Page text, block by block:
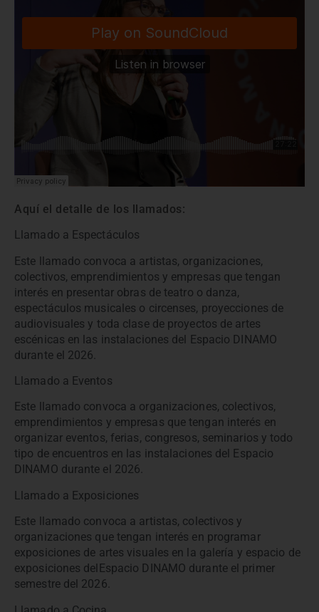
Aquí el detalle de los llamados:
Llamado a Espectáculos
Este llamado convoca a artistas, organizaciones,
colectivos, emprendimientos y empresas que tengan
interés en presentar obras de teatro o danza,
espectáculos musicales o circenses, proyecciones de
audiovisuales y toda clase de proyectos de artes
escénicas en las instalaciones del Espacio DINAMO
durante el 2026.
Llamado a Eventos
Este llamado convoca a organizaciones, colectivos,
emprendimientos y empresas que tengan interés en
organizar eventos, ferias, congresos, seminarios y todo
tipo de encuentros en las instalaciones del Espacio
DINAMO durante el 2026.
Llamado a Exposiciones
Este llamado convoca a artistas, colectivos y
organizaciones que tengan interés en programar
exposiciones de artes visuales en la galería y espacio de
exposiciones delEspacio DINAMO durante el primer
semestre del 2026.